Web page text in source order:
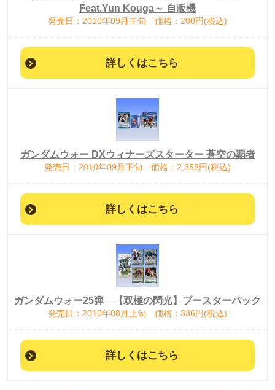
Feat.Yun Kouga～ 自販機
発売日：2010年09月中旬 価格：200円(税込)
詳しくはこちら
ガンダムウォー DXウィナーズスターター 蒼空の覇者
発売日：2010年09月下旬 価格：2,353円(税込)
詳しくはこちら
ガンダムウォー25弾 【双極の閃光】ブースターパック
発売日：2010年08月上旬 価格：336円(税込)
詳しくはこちら